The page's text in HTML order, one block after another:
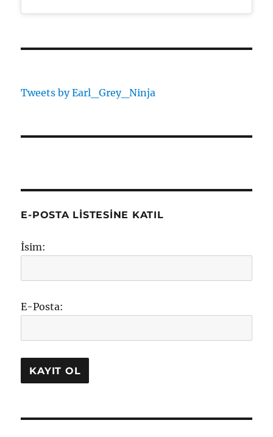
Tweets by Earl_Grey_Ninja
E-POSTA LISTESINE KATIL
İsim:
E-Posta: